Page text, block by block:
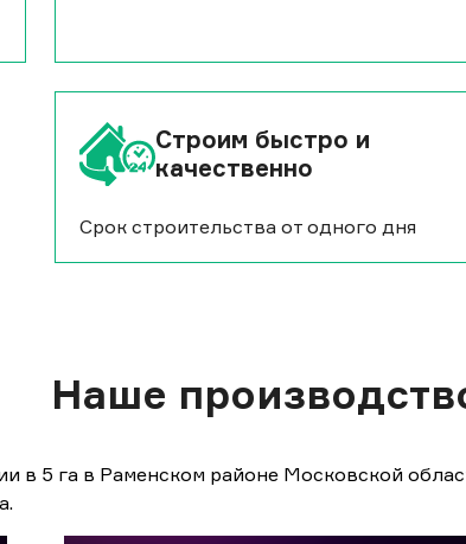
Строим быстро и
качественно
Срок строительства от одного дня
Наше
в 5 га в Раменском районе Московской